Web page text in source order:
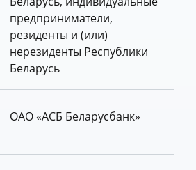
предприниматели,
резиденты и (или)
нерезиденты Республики
Беларусь
ОАО «АСБ Беларусбанк»